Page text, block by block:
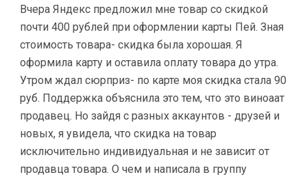
Вчера Яндекс предложил мне товар со скидкой
почти 400 рублей при оформлении карты Пей. Зная
стоимость товара- скидка была хорошая. Я
оформила карту и оставила оплату товара до утра.
Утром ждал сюрприз- по карте моя скидка стала 90
руб. Поддержка объяснила это тем, что это виноаат
продавец. Но зайдя с разных аккаунтов - друзей и
новых, я увидела, что скидка на товар
исключительно индивидуальная и не зависит от
продавца товара. О чем и написала в группу